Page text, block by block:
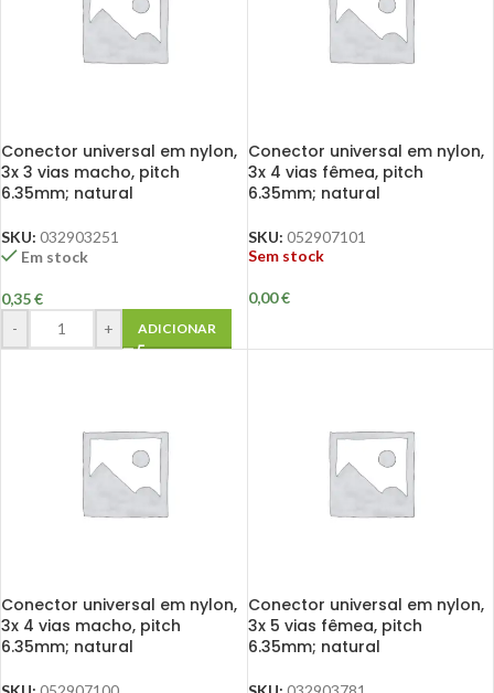
Conector universal em nylon,
3x 3 vias macho, pitch
6.35mm; natural
SKU: 032903251
Em stock
0,35€
-
+ ADICIONAR
Conector universal em nylon,
3x 4 vias fêmea, pitch
6.35mm; natural
SKU: 052907101
Sem stock
0,00€
Conector universal em nylon,
3x 4 vias macho, pitch
6.35mm; natural
Conector universal em nylon,
3x 5 vias fêmea, pitch
6.35mm; natural